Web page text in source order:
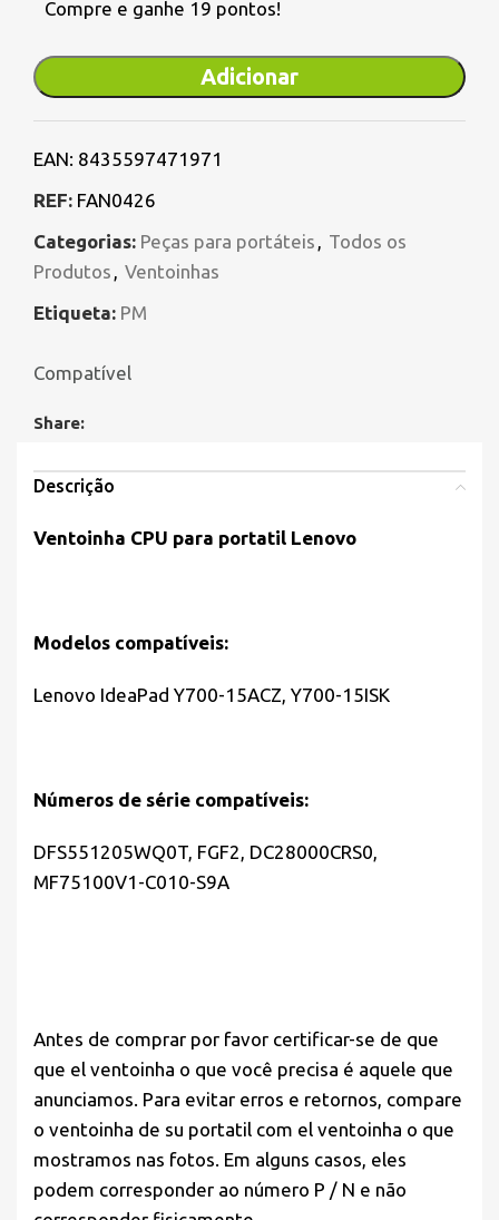
Compre e ganhe 19 pontos!
Adicionar
EAN: 8435597471971
REF: FAN0426
Categorias: Peças para portáteis , Todos os
Produtos , Ventoinhas
Etiqueta: PM
Compatível
Share:
Descrição
Ventoinha CPU para portatil Lenovo
Modelos compatíveis:
Lenovo IdeaPad Y700-15ACZ, Y700-15ISK
Números de série compatíveis:
DFS551205WQ0T, FGF2, DC28000CRS0,
MF75100V1-C010-S9A
Antes de comprar por favor certificar-se de que
que el ventoinha o que você precisa é aquele que
anunciamos. Para evitar erros e retornos, compare
o ventoinha de su portatil com el ventoinha o que
mostramos nas fotos. Em alguns casos, eles
podem corresponder ao número P / N e não